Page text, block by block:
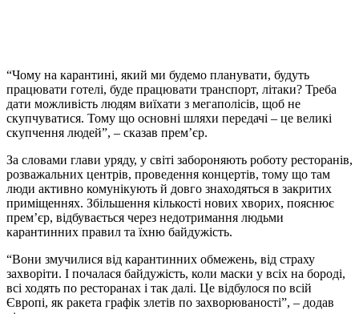
“Чому на карантині, який ми будемо планувати, будуть
працювати готелі, буде працювати транспорт, літаки? Треба
дати можливість людям виїхати з мегаполісів, щоб не
скупчуватися. Тому що основні шляхи передачі – це великі
скупчення людей”, – сказав прем’єр.
За словами глави уряду, у світі забороняють роботу ресторанів,
розважальних центрів, проведення концертів, тому що там
люди активно комунікують й довго знаходяться в закритих
приміщеннях. Збільшення кількості нових хворих, пояснює
прем’єр, відбувається через недотримання людьми
карантинних правил та їхню байдужість.
“Вони змучилися від карантинних обмежень, від страху
захворіти. І почалася байдужість, коли маски у всіх на бороді,
всі ходять по ресторанах і так далі. Це відбулося по всій
Європі, як ракета графік злетів по захворюваності”, – додав